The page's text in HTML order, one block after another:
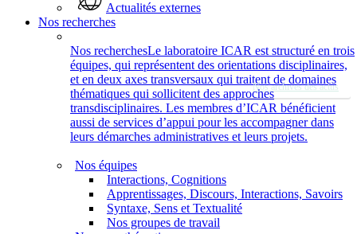
Actualités externes
Nos recherches
Nos recherchesLe laboratoire ICAR est structuré en trois
équipes, qui représentent des orientations disciplinaires,
et en deux axes transversaux qui traitent de domaines
thématiques qui sollicitent des approches
transdisciplinaires. Les membres d’ICAR bénéficient
aussi de services d’appui pour les accompagner dans
leurs démarches administratives et leurs projets.
Nos équipes
Interactions, Cognitions
Apprentissages, Discours, Interactions, Savoirs
Syntaxe, Sens et Textualité
Nos groupes de travail
À la une
Nos archives des actus
Parution de l’ouvrage : « 60 Years of Applied
Linguistics: Toward More Engaged Research »,
publié par John Benjamins Publishing Company et
codirigé par Nathalie Blanc et Isabel Colón de